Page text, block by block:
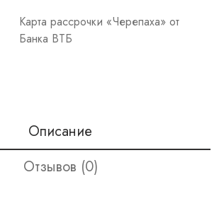
Карта рассрочки «Черепаха» от
Банка ВТБ
Описание
Отзывов (0)